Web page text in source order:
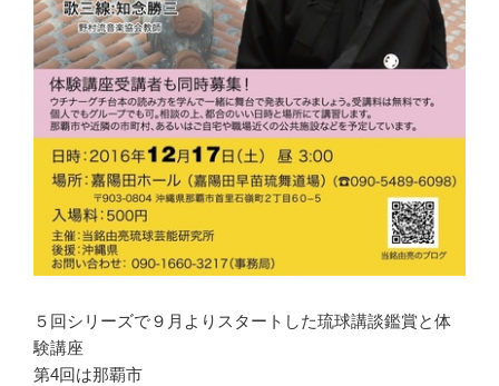
５回シリーズで９月よりスタートした琉球講談鑑賞と体
験講座
第4回は那覇市